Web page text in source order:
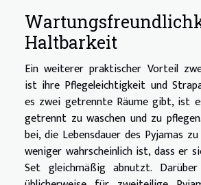
Haltbarkeit
Ein weiterer praktischer Vorteil
ist ihre Pflegeleichtigkeit und
es zwei getrennte Räume gibt, ist
getrennt zu waschen und zu
bei, die Lebensdauer des Pyjamas
weniger wahrscheinlich ist, dass er
Set gleichmäßig abnutzt.